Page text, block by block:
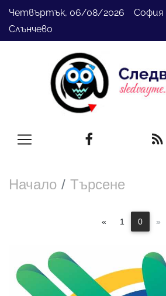
Четвъртък, 06/08/2026 София
Слънчево
Начало Търсене
« 1 0 »